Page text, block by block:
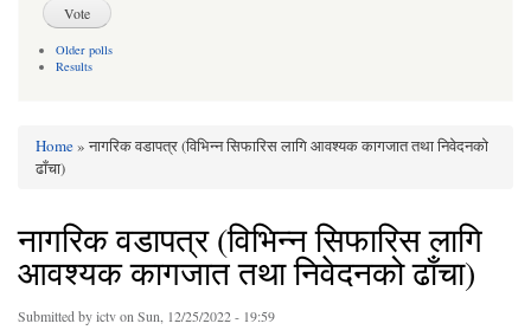
Older polls
Results
You are here
Home» नागरिक वडापत्र (विभिन्न सिफारिस लागि आवश्यक कागजात तथा निवेदनको
ढाँचा)
नागरिक वडापत्र (विभिन्न सिफारिस लागि
आवश्यक कागजात तथा निवेदनको ढाँचा)
Submitted byictvon Sun, 12/25/2022 - 19:59